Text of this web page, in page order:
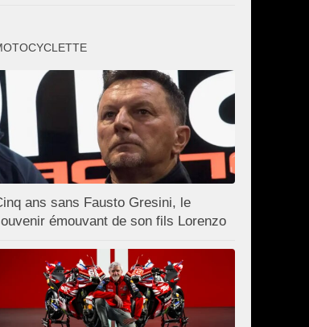
ans sans Fausto Gresini, le
émouvant de son fils Lorenzo